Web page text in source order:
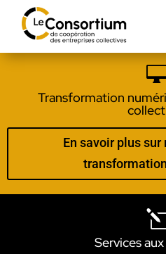
Transformation
En savoir plus sur
Services